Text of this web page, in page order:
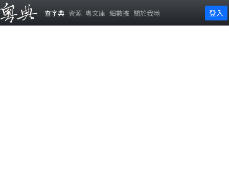
查字典 資源 粵文庫 細數據 關於我哋 登入